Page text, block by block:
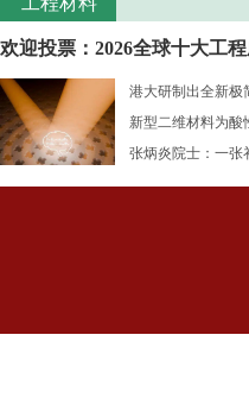
欢迎投票：2026全球十大工
港大研制出全新极
新型二维材料为酸
张炳炎院士：一张